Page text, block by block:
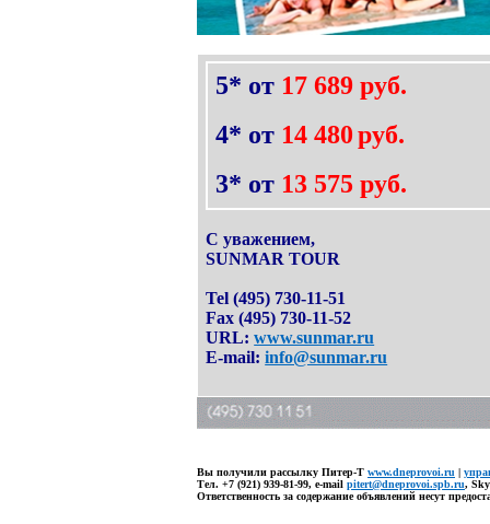
5* от 17 689 руб.
4* от 14 480 руб.
3* от 13 575 руб.
С уважением,
SUNMAR TOUR
Tel (495) 730-11-51
Fax (495) 730-11-52
URL:www.sunmar.ru
E-mail:info@sunmar.ru
Вы получили рассылку Питер-Т www.dneprovoi.ru |
Тел. +7 (921) 939-81-99, е-mail pitert@dneprovoi.spb.ru,
Ответственность за содержание объявлений несут